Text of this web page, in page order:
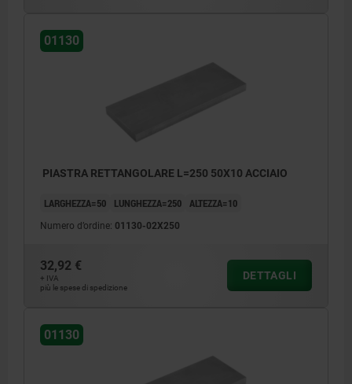
01130
PIASTRA RETTANGOLARE L=250 50X10 ACCIAIO
LARGHEZZA=50 LUNGHEZZA=250 ALTEZZA=10
Numero d’ordine: 01130-02X250
32,92 €
+ IVA
più le spese di spedizione
DETTAGLI
01130